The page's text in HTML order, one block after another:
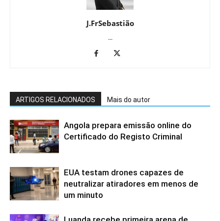
J.FrSebastião
...
ARTIGOS RELACIONADOS Mais do autor
Angola prepara emissão online do
Certificado do Registo Criminal
EUA testam drones capazes de
neutralizar atiradores em menos de
um minuto